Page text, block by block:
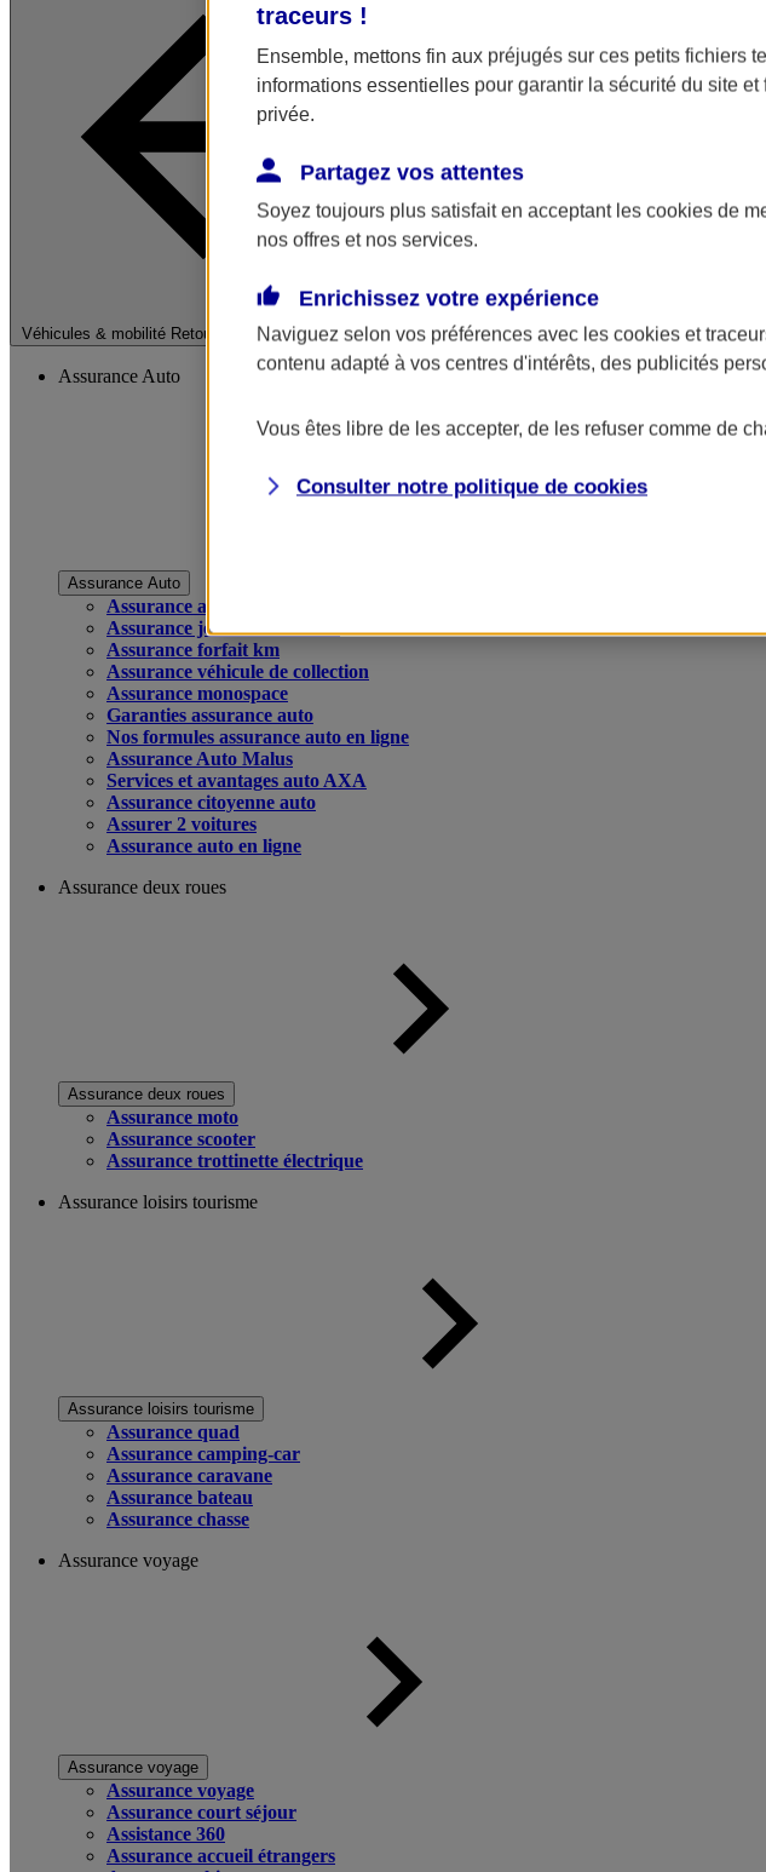
Véhicules & mobilité Retour à la section précédente
Fermer le menu principal
Assurance Auto
Assurance Auto
Assurance auto
Assurance jeune conducteur
Assurance forfait km
Assurance véhicule de collection
Assurance monospace
Garanties assurance auto
Nos formules assurance auto en ligne
Assurance Auto Malus
Services et avantages auto AXA
Assurance citoyenne auto
Assurer 2 voitures
Assurance auto en ligne
Assurance deux roues
Assurance deux roues
Assurance moto
Assurance scooter
Assurance trottinette électrique
Assurance loisirs tourisme
Assurance loisirs tourisme
Assurance quad
Assurance camping-car
Assurance caravane
Assurance bateau
Assurance chasse
Assurance voyage
Assurance voyage
Assurance voyage
Assurance court séjour
Assistance 360
Assurance accueil étrangers
traceurs !
Ensemble, mettons fin aux préjugés sur ces petits fichiers
informations essentielles pour garantir la sécurité du site
privée.
Partagez vos attentes
Soyez toujours plus satisfait en acceptant les cookies de
nos offres et nos services.
Enrichissez votre expérience
Naviguez selon vos préférences avec les cookies et
contenu adapté à vos centres d'intérêts, des publicités
Vous êtes libre de les accepter, de les refuser comme de
Consulter notre politique de cookies